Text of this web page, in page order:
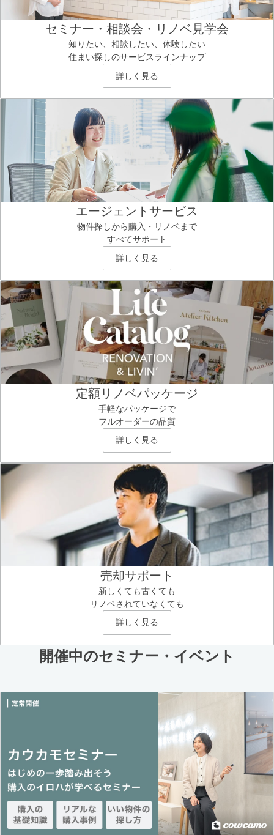
セミナー・相談会・リノベ見学会
知りたい、相談したい、体験したい
住まい探しのサービスラインナップ
詳しく見る
エージェントサービス
物件探しから購入・リノベまで
すべてサポート
詳しく見る
定額リノベパッケージ
手軽なパッケージで
フルオーダーの品質
詳しく見る
売却サポート
新しくても古くても
リノベされていなくても
詳しく見る
開催中のセミナー・イベント